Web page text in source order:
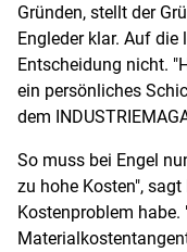
Gründen, stellt der
Engleder klar. Auf
Entscheidung nicht.
ein persönliches
dem
So muss bei Engel
zu hohe Kosten",
Kostenproblem habe.